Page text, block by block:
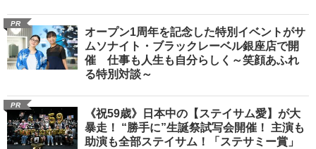
PR
オープン1周年を記念した特別イベントがサ
ムソナイト・ブラックレーベル銀座店で開
催 仕事も人生も自分らしく～笑顔あふれ
る特別対談～
PR
《祝59歳》日本中の【ステイサム愛】が大
暴走！ “勝手に”生誕祭試写会開催！ 主演も
助演も全部ステイサム！「ステサミー賞」